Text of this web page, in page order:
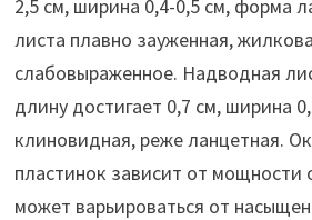
2,5 см, ширина 0,4-0,5 см, форма
листа плавно зауженная,
слабовыраженное. Надводная
длину достигает 0,7 см, ширина
клиновидная, реже ланцетная.
пластинок зависит от мощности
может варьироваться от